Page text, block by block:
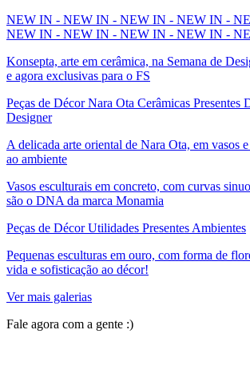
NEW IN - NEW IN - NEW IN - NEW IN -
NEW IN - NEW IN - NEW IN - NEW IN -
Konsepta, arte em cerâmica, na Semana de
e agora exclusivas para o FS
Peças de Décor Nara Ota Cerâmicas Presentes
Designer
A delicada arte oriental de Nara Ota, em vasos
ao ambiente
Vasos esculturais em concreto, com curvas
são o DNA da marca Monamia
Peças de Décor Utilidades Presentes Ambientes
Pequenas esculturas em ouro, com forma de
vida e sofisticação ao décor!
Ver mais galerias
Fale agora com a gente :)